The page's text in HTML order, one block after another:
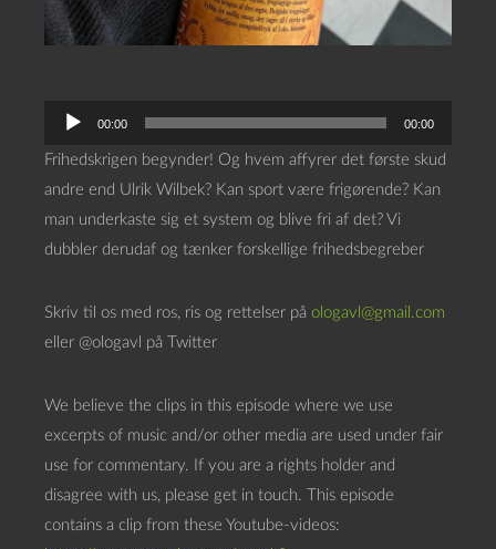
e
r
00:00 00:00
Frihedskrigen begynder! Og hvem affyrer det første skud
andre end Ulrik Wilbek? Kan sport være frigørende? Kan
man underkaste sig et system og blive fri af det? Vi
dubbler derudaf og tænker forskellige frihedsbegreber
Skriv til os med ros, ris og rettelser på ologavl@gmail.com
eller @ologavl på Twitter
We believe the clips in this episode where we use
excerpts of music and/or other media are used under fair
use for commentary. If you are a rights holder and
disagree with us, please get in touch. This episode
contains a clip from these Youtube-videos: